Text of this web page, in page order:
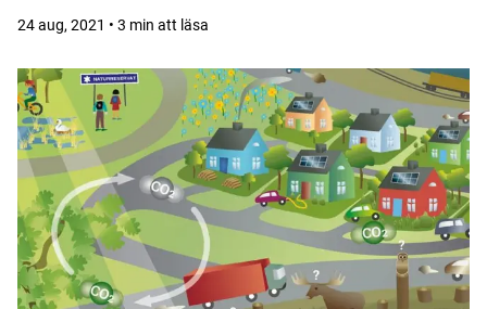
24 aug, 2021 • 3 min att läsa